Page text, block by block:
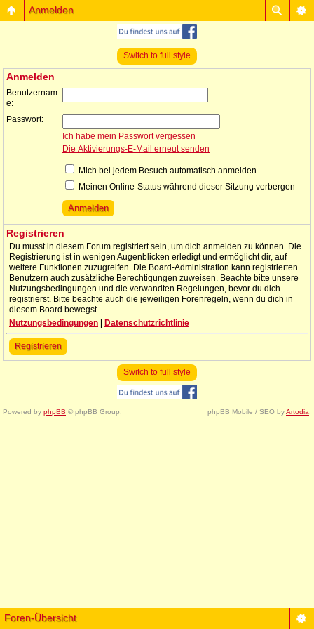
Anmelden
Switch to full style
Anmelden
Benutzernam
e:
Passwort:
Ich habe mein Passwort vergessen
Die Aktivierungs-E-Mail erneut senden
Mich bei jedem Besuch automatisch anmelden
Meinen Online-Status während dieser Sitzung verbergen
Registrieren
Du musst in diesem Forum registriert sein, um dich anmelden zu können. Die
Registrierung ist in wenigen Augenblicken erledigt und ermöglicht dir, auf
weitere Funktionen zuzugreifen. Die Board-Administration kann registrierten
Benutzern auch zusätzliche Berechtigungen zuweisen. Beachte bitte unsere
Nutzungsbedingungen und die verwandten Regelungen, bevor du dich
registrierst. Bitte beachte auch die jeweiligen Forenregeln, wenn du dich in
diesem Board bewegst.
Nutzungsbedingungen
Datenschutzrichtlinie
Registrieren
Switch to full style
Powered by phpBB © phpBB Group. phpBB Mobile / SEO byArtodia
Foren-Übersicht